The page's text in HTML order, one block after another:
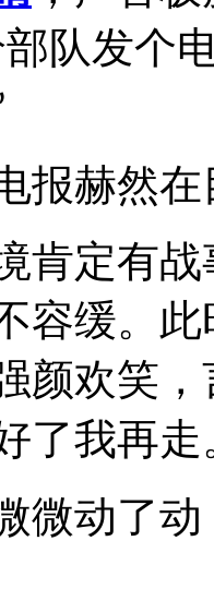
队发个
赫然在
定有战
容缓。
颜欢笑
了我再走
动了动